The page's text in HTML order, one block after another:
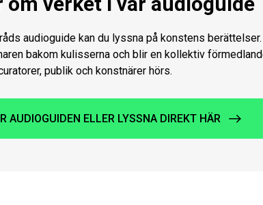
audioguide kan du lyssna på konstens
bakom kulisserna och blir en kollektiv
publik och konstnärer hörs.
AUDIOGUIDEN ELLER LYSSNA DIREKT HÄR